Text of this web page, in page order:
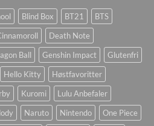
Blind Box BT21
BTS
Death Note
Ball Genshin Impact
Glutenfri
Hello Kitty
Høstfavoritter
Kuromi
Lulu Anbefaler
Naruto Nintendo
One Piece